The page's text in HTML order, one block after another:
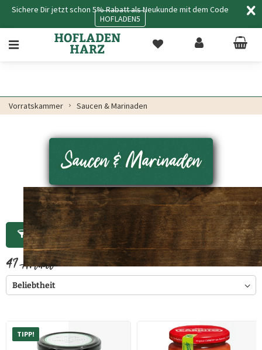
Sichere Dir jetzt schon 5% Rabatt als Neukunde mit dem Code
HOFLADEN5
Vorratskammer Saucen & Marinaden
Saucen & Marinaden
Filtern
47Artikel
TIPP!